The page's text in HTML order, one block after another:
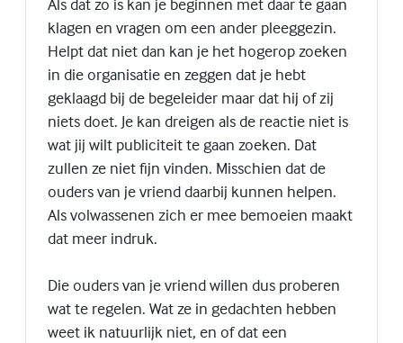
klagen en vragen om een ander pleeggezin.
Helpt dat niet dan kan je het hogerop zoeken
in die organisatie en zeggen dat je hebt
geklaagd bij de begeleider maar dat hij of zij
niets doet. Je kan dreigen als de reactie niet is
wat jij wilt publiciteit te gaan zoeken. Dat
zullen ze niet fijn vinden. Misschien dat de
ouders van je vriend daarbij kunnen helpen.
Als volwassenen zich er mee bemoeien maakt
dat meer indruk.
Die ouders van je vriend willen dus proberen
wat te regelen. Wat ze in gedachten hebben
weet ik natuurlijk niet, en of dat een